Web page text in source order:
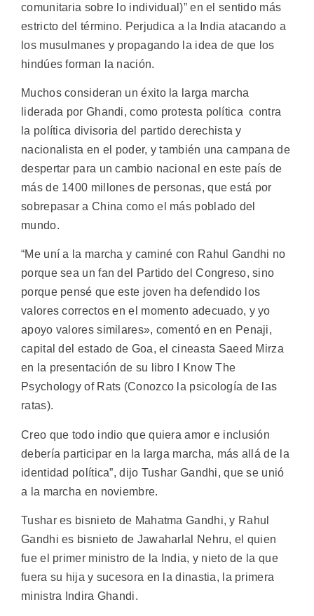
comunitaria sobre lo individual)” en el sentido más
estricto del término. Perjudica a la India atacando a
los musulmanes y propagando la idea de que los
hindúes forman la nación.
Muchos consideran un éxito la larga marcha
liderada por Ghandi, como protesta política contra
la política divisoria del partido derechista y
nacionalista en el poder, y también una campana de
despertar para un cambio nacional en este país de
más de 1400 millones de personas, que está por
sobrepasar a China como el más poblado del
mundo.
“Me uní a la marcha y caminé con Rahul Gandhi no
porque sea un fan del Partido del Congreso, sino
porque pensé que este joven ha defendido los
valores correctos en el momento adecuado, y yo
apoyo valores similares», comentó en en Penaji,
capital del estado de Goa, el cineasta Saeed Mirza
en la presentación de su libro I Know The
Psychology of Rats (Conozco la psicología de las
ratas).
Creo que todo indio que quiera amor e inclusión
debería participar en la larga marcha, más allá de la
identidad política”, dijo Tushar Gandhi, que se unió
a la marcha en noviembre.
Tushar es bisnieto de Mahatma Gandhi, y Rahul
Gandhi es bisnieto de Jawaharlal Nehru, el quien
fue el primer ministro de la India, y nieto de la que
fuera su hija y sucesora en la dinastia, la primera
ministra Indira Ghandi.